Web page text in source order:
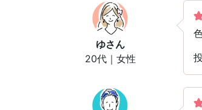
ゆさん
20代｜女性